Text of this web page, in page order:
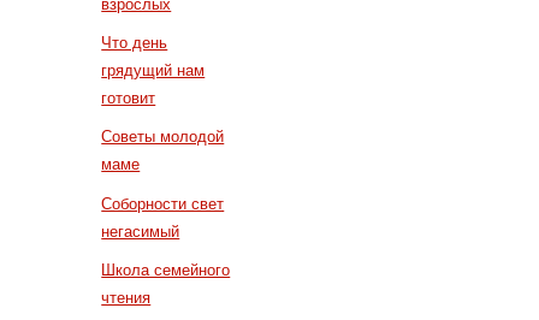
взрослых
Что день
грядущий нам
готовит
Советы молодой
маме
Соборности свет
негасимый
Школа семейного
чтения